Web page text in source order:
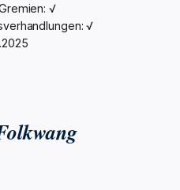
√
√